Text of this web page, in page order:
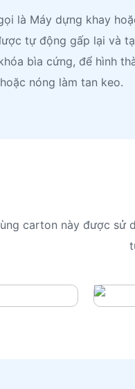
là Máy dựng khay
tự động gấp lại và
bìa cứng, để hình
nóng làm tan keo.
carton này được sử